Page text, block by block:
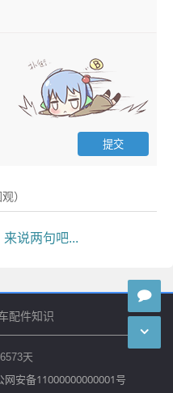
）
说两句吧...
配件知识
6573天
网安备11000000000001号